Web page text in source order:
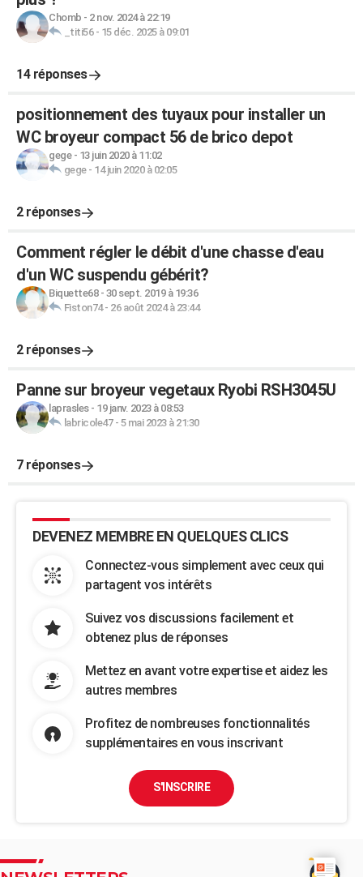
Chomb - 2 nov. 2024 à 22:19
_titi56- 15 déc. 2025 à 09:01
14 réponses
positionnement des tuyaux pour installer un
WC broyeur compact 56 de brico depot
gege- 13 juin 2020 à 11:02
gege- 14 juin 2020 à 02:05
2 réponses
Comment régler le débit d'une chasse d'eau
d'un WC suspendu gébérit?
Biquette68- 30 sept. 2019 à 19:36
Fiston74- 26 août 2024 à 23:44
2 réponses
Panne sur broyeur vegetaux Ryobi RSH3045U
laprasles- 19 janv. 2023 à 08:53
labricole47- 5 mai 2023 à 21:30
7 réponses
DEVENEZ MEMBRE EN QUELQUES CLICS
Connectez-vous simplement avec ceux qui
partagent vos intérêts
Suivez vos discussions facilement et
obtenez plus de réponses
Mettez en avant votre expertise et aidez les
autres membres
Profitez de nombreuses fonctionnalités
supplémentaires en vous inscrivant
S'INSCRIRE